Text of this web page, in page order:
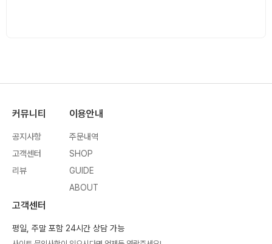
커뮤니티
공지사항
고객센터
리뷰
이용안내
주문내역
SHOP
GUIDE
ABOUT
고객센터
평일, 주말 포함 24시간 상담 가능